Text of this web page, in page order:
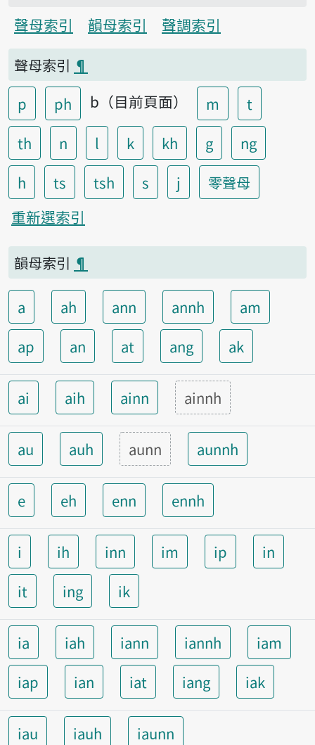
聲母索引
韻母索引
聲調索引
聲母索引 ¶
p
ph b（目前頁面） m
t
th
n l k kh g
ng
h
ts tsh s j
零聲母
重新選索引
韻母索引 ¶
a ah ann annh
am
ap
an at ang ak
ai aih ainn ainnh
au auh aunn aunnh
e eh enn ennh
i ih inn im ip
in
it
ing ik
ia iah iann iannh
iam
iap
ian iat iang iak
iau iauh iaunn